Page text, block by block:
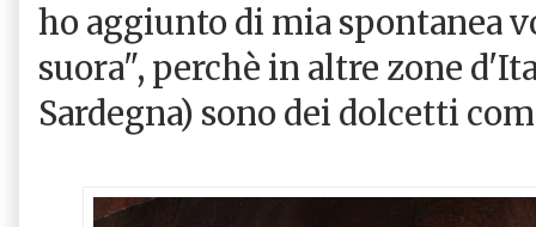
ho aggiunto di mia spontanea
suora", perchè in altre zone
Sardegna) sono dei dolcetti